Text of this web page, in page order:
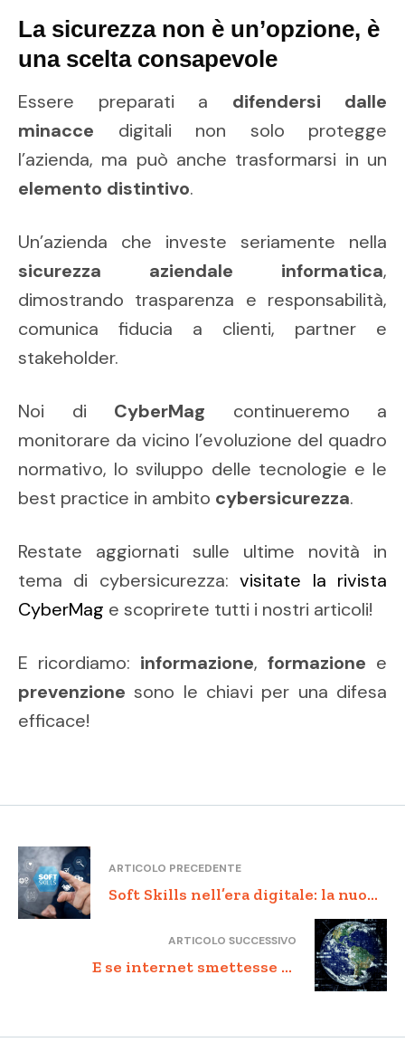
La sicurezza non è un’opzione, è
una scelta consapevole
Essere preparati a difendersi dalle
minacce digitali non solo protegge
l’azienda, ma può anche trasformarsi in un
elemento distintivo.
Un’azienda che investe seriamente nella
sicurezza aziendale informatica,
dimostrando trasparenza e responsabilità,
comunica fiducia a clienti, partner e
stakeholder.
Noi di CyberMag continueremo a
monitorare da vicino l’evoluzione del quadro
normativo, lo sviluppo delle tecnologie e le
best practice in ambito cybersicurezza.
Restate aggiornati sulle ultime novità in
tema di cybersicurezza:visitate la rivista
CyberMag e scoprirete tutti i nostri articoli!
E ricordiamo: informazione, formazione e
prevenzione sono le chiavi per una difesa
efficace!
ARTICOLO PRECEDENTE
Soft Skills nell’era digitale: la nuova
frontiera della competenza
ARTICOLO SUCCESSIVO
E se internet smettesse di